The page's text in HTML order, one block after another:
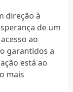
direção à
de um
ao
garantidos a
está ao
mais